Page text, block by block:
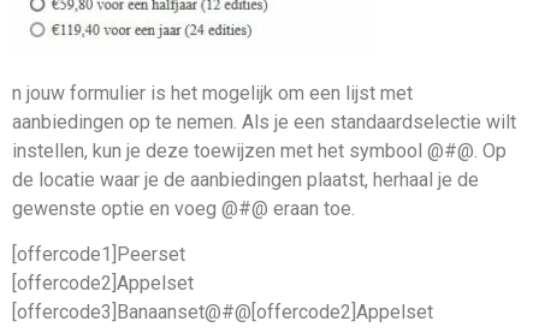
n jouw formulier is het mogelijk om een lijst met
aanbiedingen op te nemen. Als je een standaardselectie wilt
instellen, kun je deze toewijzen met het symbool @#@. Op
de locatie waar je de aanbiedingen plaatst, herhaal je de
gewenste optie en voeg @#@ eraan toe.
[offercode1]Peerset
[offercode2]Appelset
[offercode3]Banaanset@#@[offercode2]Appelset